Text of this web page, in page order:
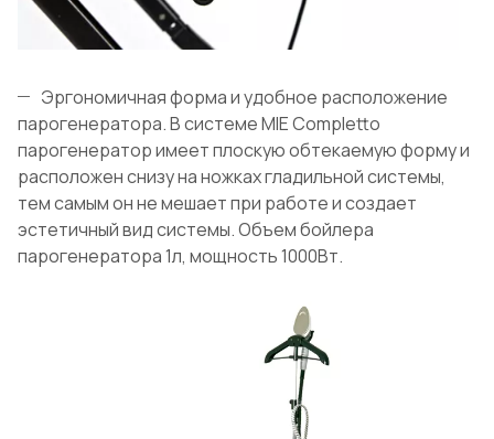
Эргономичная форма и удобное расположение
парогенератора. В системе MIE Completto
парогенератор имеет плоскую обтекаемую форму и
расположен снизу на ножках гладильной системы,
тем самым он не мешает при работе и создает
эстетичный вид системы. Объем бойлера
парогенератора 1л, мощность 1000Вт.